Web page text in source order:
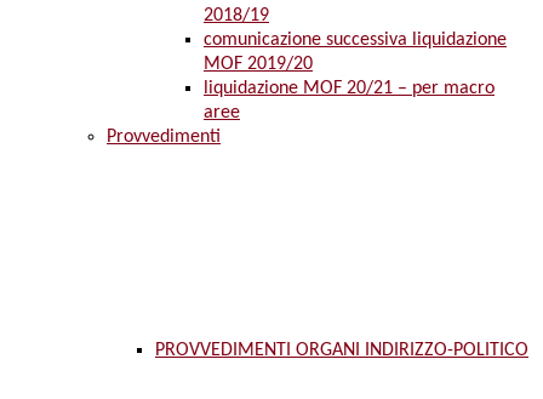
2018/19
comunicazione successiva liquidazione
MOF 2019/20
liquidazione MOF 20/21 – per macro
aree
Provvedimenti
PROVVEDIMENTI ORGANI INDIRIZZO-POLITICO